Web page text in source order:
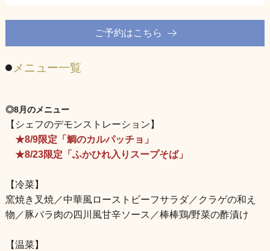
ご予約はこちら
メニュー一覧
◎8月のメニュー
【シェフのデモンストレーション】
★8/9限定「鯛のカルパッチョ」
★8/23限定「ふかひれ入りスープそば」
【冷菜】
窯焼き叉焼／中華風ローストビーフサラダ／クラゲの和え
物／豚バラ肉の四川風甘辛ソース／棒棒鶏/野菜の酢漬け
【温菜】